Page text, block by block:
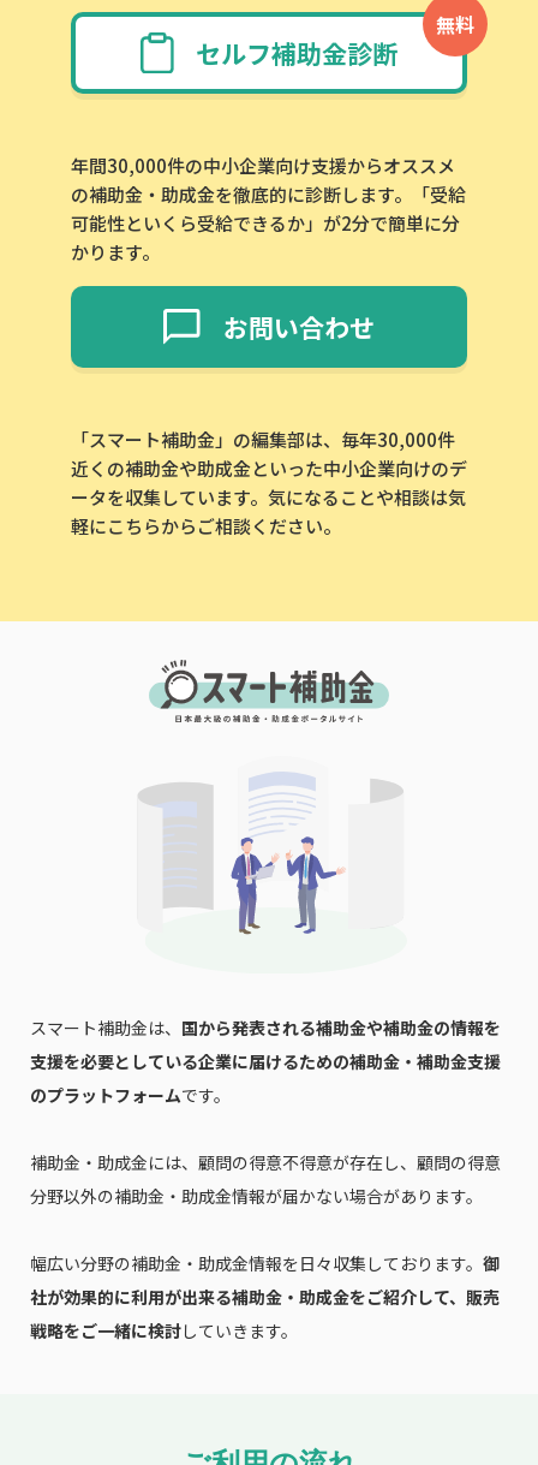
無料
セルフ補助金診断
年間30,000件の中小企業向け支援からオススメ
の補助金・助成金を徹底的に診断します。「受給
可能性といくら受給できるか」が2分で簡単に分
かります。
お問い合わせ
「スマート補助金」の編集部は、毎年30,000件
近くの補助金や助成金といった中小企業向けのデ
ータを収集しています。気になることや相談は気
軽にこちらからご相談ください。
スマート補助金は、 国から発表される補助金や補助金の情報を
支援を必要としている企業に届けるための補助金・補助金支援
のプラットフォームです。
補助金・助成金には、顧問の得意不得意が存在し、顧問の得意
分野以外の補助金・助成金情報が届かない場合があります。
幅広い分野の補助金・助成金情報を日々収集しております。 御
社が効果的に利用が出来る補助金・助成金をご紹介して、販売
戦略をご一緒に検討していきます。